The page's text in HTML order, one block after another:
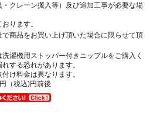
クレーン搬入等）及び追加工事が必要な場
ります。
商品をお買い上げ頂いた場合に限らせて頂
濯機用ストッパー付きニップルをご購入く
する恐れがあります。
け料金は異なります。
（税込)円前後